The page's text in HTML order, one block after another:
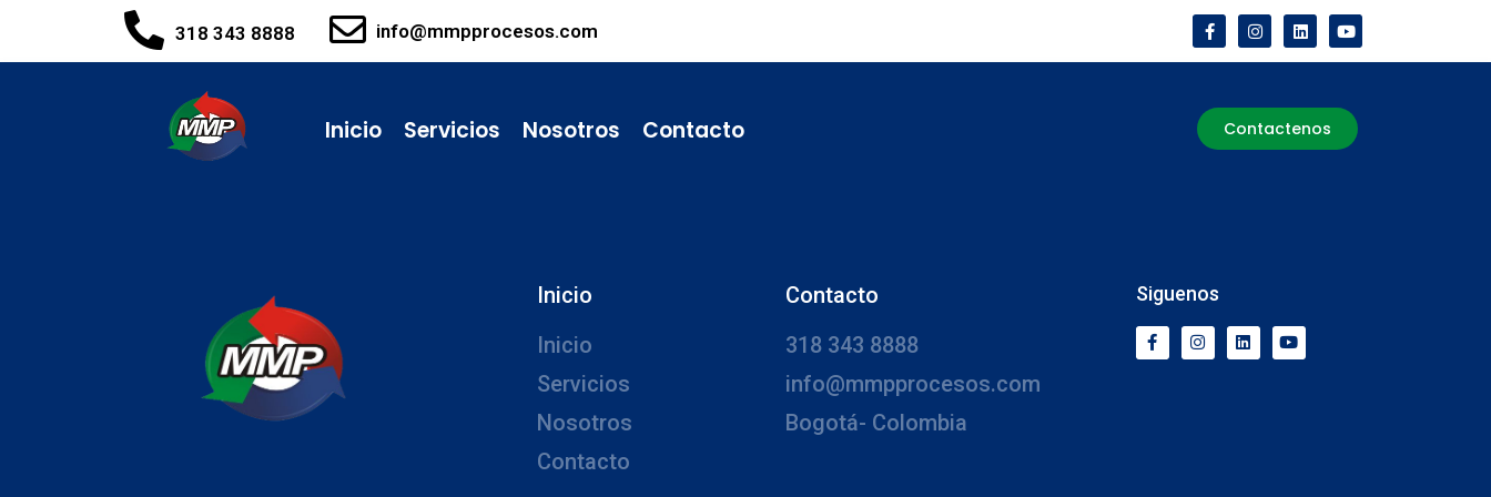
318 343 8888 info@mmpprocesos.com
Inicio Servicios Nosotros Contacto Contactenos
Inicio
Inicio
Servicios
Nosotros
Contacto
Contacto
318 343 8888
info@mmpprocesos.com
Bogotá- Colombia
Siguenos